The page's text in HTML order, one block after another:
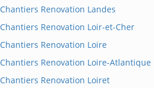
Chantiers Renovation Landes
Chantiers Renovation Loir-et-Cher
Chantiers Renovation Loire
Chantiers Renovation Loire-Atlantique
Chantiers Renovation Loiret